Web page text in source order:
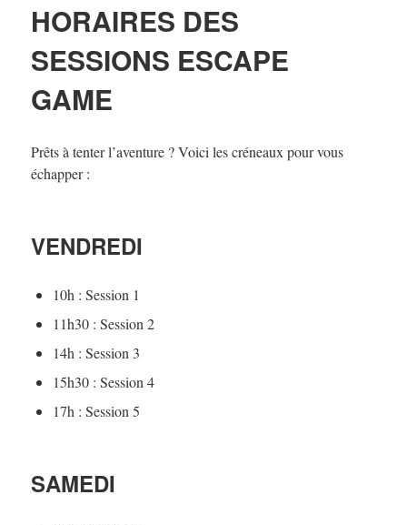
HORAIRES DES
SESSIONS ESCAPE
GAME
Prêts à tenter l’aventure ? Voici les créneaux pour vous
échapper :
VENDREDI
10h : Session 1
11h30 : Session 2
14h : Session 3
15h30 : Session 4
17h : Session 5
SAMEDI